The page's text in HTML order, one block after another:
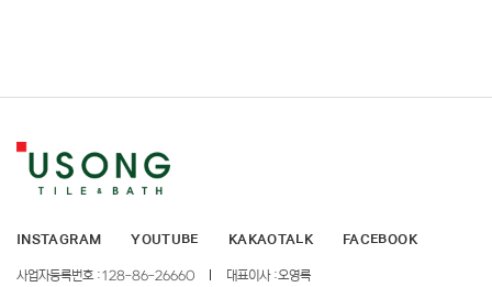
INSTAGRAM YOUTUBE KAKAOTALK FACEBOOK
사업자등록번호 :128-86-26660 대표이사 :오영록